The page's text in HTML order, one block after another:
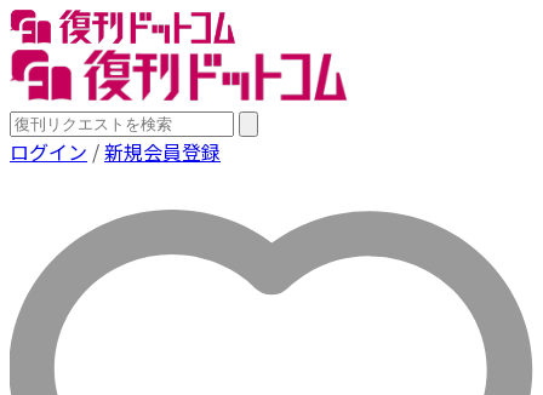
ログイン /新規会員登録